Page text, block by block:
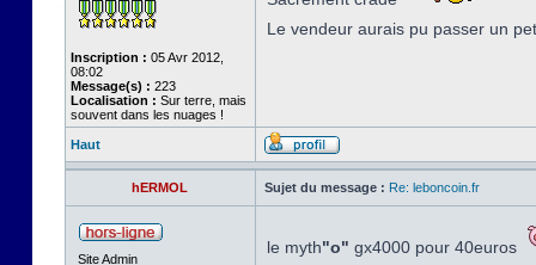
Inscription : 05 Avr 2012,
08:02
Message(s) : 223
Localisation : Sur terre, mais
souvent dans les nuages !
Le vendeur aurais pu passer un
Haut
hERMOL Sujet du message : Re: leboncoin.fr
Site Admin
le myth"o" gx4000 pour 40euros